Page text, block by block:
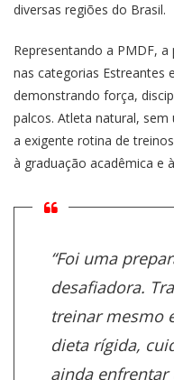
diversas regiões do Brasil.
Representando a PMDF,
nas categorias Estreantes
demonstrando força,
palcos. Atleta natural,
a exigente rotina de
à graduação acadêmica e
“Foi uma
desafiadora.
treinar mesmo
dieta rígida,
ainda enfrentar